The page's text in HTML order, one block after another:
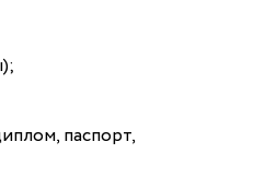
паспорт,